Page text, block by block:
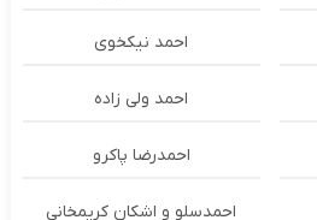
احمد نیکخوی
احمد ولی زاده
احمدرضا پاکرو
احمدسلو و اشکان کریمخانی